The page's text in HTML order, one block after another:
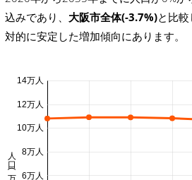
込みであり、 大阪市全体(-3.7%)と比
対的に安定した増加傾向にあります。
6万人
8万人
10万人
12万人
14万人
人口 (万人)